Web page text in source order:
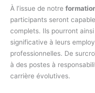
À l’issue de notre
participants seront
complets. Ils pourront
significative à leurs
professionnelles. De
à des postes à
carrière évolutives.